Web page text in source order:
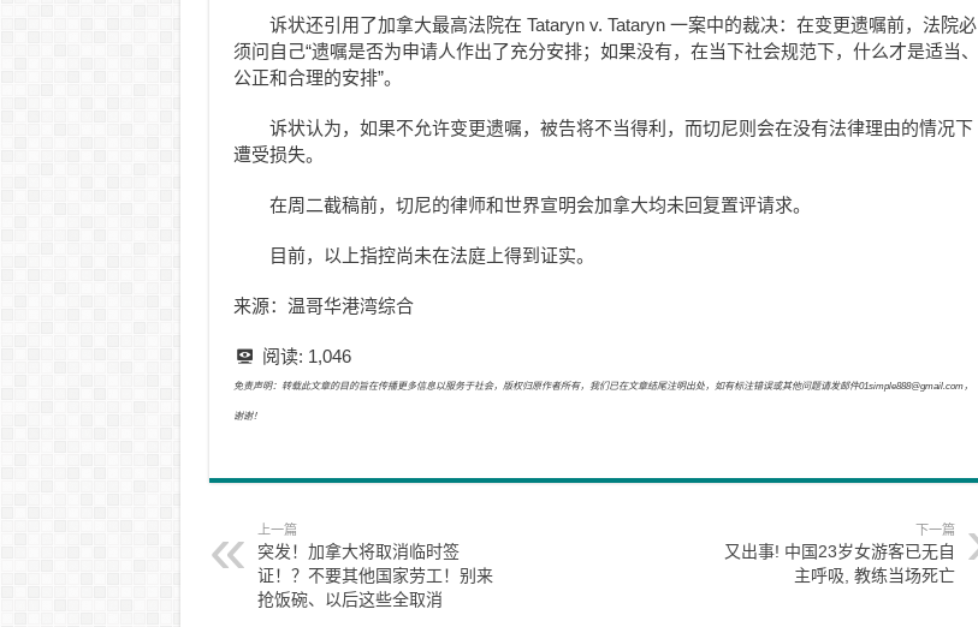
诉状还引用了加拿大最高法院在 Tataryn v. Tataryn 一案中的裁决：在变更遗嘱前，法院必
须问自己“遗嘱是否为申请人作出了充分安排；如果没有，在当下社会规范下，什么才是适当、
公正和合理的安排”。
诉状认为，如果不允许变更遗嘱，被告将不当得利，而切尼则会在没有法律理由的情况下
遭受损失。
在周二截稿前，切尼的律师和世界宣明会加拿大均未回复置评请求。
目前，以上指控尚未在法庭上得到证实。
来源：温哥华港湾综合
阅读: 1,046
免责声明：转载此文章的目的旨在传播更多信息以服务于社会，版权归原作者所有，我们已在文章结尾注明出处，如有标注错误或其他问题请发邮件01simple888@gmail.com，
谢谢！
上一篇
突发！加拿大将取消临时签
证！？不要其他国家劳工！别来
抢饭碗、以后这些全取消
下一篇
又出事! 中国23岁女游客已无自
主呼吸, 教练当场死亡